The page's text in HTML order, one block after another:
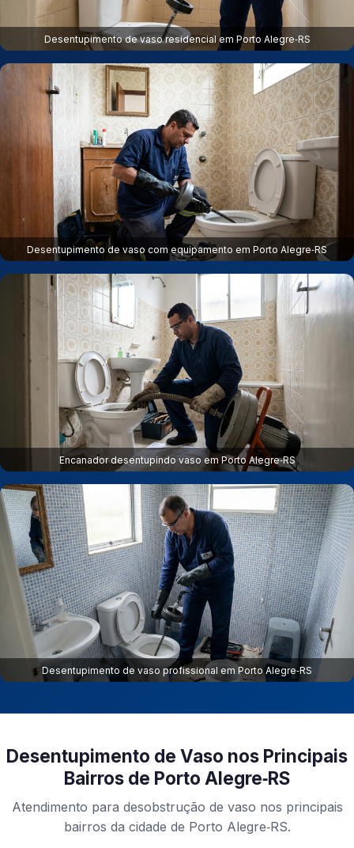
Desentupimento de vaso residencial em Porto Alegre‑RS
Desentupimento de vaso com equipamento em Porto Alegre‑RS
Encanador desentupindo vaso em Porto Alegre‑RS
Desentupimento de vaso profissional em Porto Alegre‑RS
Desentupimento de Vaso nos Principais
Bairros de Porto Alegre‑RS
Atendimento para desobstrução de vaso nos principais
bairros da cidade de Porto Alegre‑RS.